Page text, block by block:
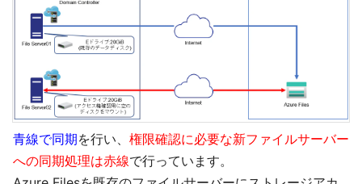
青線で同期を行い、 権限確認に必要な新ファイルサーバー
への同期処理は赤線で行っています。